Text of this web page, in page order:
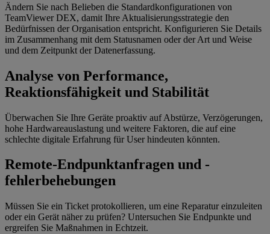
Ändern Sie nach Belieben die Standardkonfigurationen von
TeamViewer DEX, damit Ihre Aktualisierungsstrategie den
Bedürfnissen der Organisation entspricht. Konfigurieren Sie Details
im Zusammenhang mit dem Statusnamen oder der Art und Weise
und dem Zeitpunkt der Datenerfassung.
Analyse von Performance,
Reaktionsfähigkeit und Stabilität
Überwachen Sie Ihre Geräte proaktiv auf Abstürze, Verzögerungen,
hohe Hardwareauslastung und weitere Faktoren, die auf eine
schlechte digitale Erfahrung für User hindeuten könnten.
Remote-Endpunktanfragen und -
fehlerbehebungen
Müssen Sie ein Ticket protokollieren, um eine Reparatur einzuleiten
oder ein Gerät näher zu prüfen? Untersuchen Sie Endpunkte und
ergreifen Sie Maßnahmen in Echtzeit.